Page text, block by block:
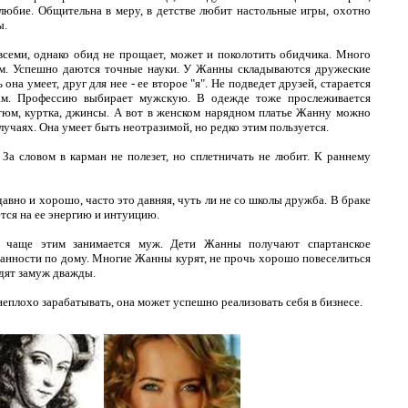
Общительна в меру, в детстве любит настольные игры, охотно
однако обид не прощает, может и поколотить обидчика. Много
Успешно даются точные науки. У Жанны складываются дружеские
умеет, друг для нее - ее второе "я". Не подведет друзей, старается
Профессию выбирает мужскую. В одежде тоже прослеживается
куртка, джинсы. А вот в женском нарядном платье Жанну можно
Она умеет быть неотразимой, но редко этим пользуется.
словом в карман не полезет, но сплетничать не любит. К раннему
и хорошо, часто это давняя, чуть ли не со школы дружба. В браке
на ее энергию и интуицию.
этим занимается муж. Дети Жанны получают спартанское
по дому. Многие Жанны курят, не прочь хорошо повеселиться
замуж дважды.
зарабатывать, она может успешно реализовать себя в бизнесе.